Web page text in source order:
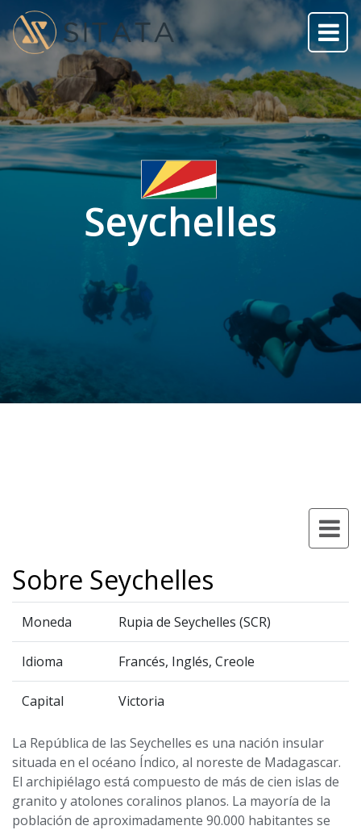
Seychelles
Sobre Seychelles
Moneda Rupia de Seychelles (SCR)
Idioma Francés, Inglés, Creole
Capital Victoria
La República de las Seychelles es una nación insular
situada en el océano Índico, al noreste de Madagascar.
El archipiélago está compuesto de más de cien islas de
granito y atolones coralinos planos. La mayoría de la
población de aproximadamente 90.000 habitantes se